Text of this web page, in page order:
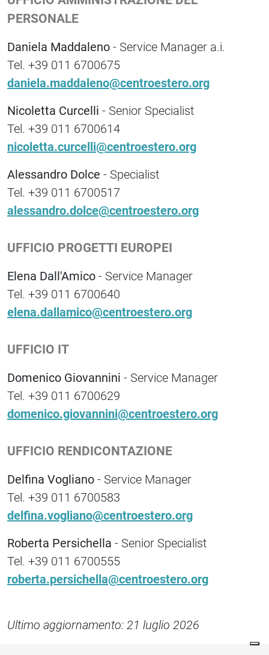
PERSONALE
Daniela Maddaleno - Service Manager a.i.
Tel. +39 011 6700675
daniela.maddaleno@centroestero.org
Nicoletta Curcelli - Senior Specialist
Tel. +39 011 6700614
nicoletta.curcelli@centroestero.org
Alessandro Dolce - Specialist
Tel. +39 011 6700517
alessandro.dolce@centroestero.org
UFFICIO PROGETTI EUROPEI
Elena Dall'Amico - Service Manager
Tel. +39 011 6700640
elena.dallamico@centroestero.org
UFFICIO IT
Domenico Giovannini - Service Manager
Tel. +39 011 6700629
domenico.giovannini@centroestero.org
UFFICIO RENDICONTAZIONE
Delfina Vogliano - Service Manager
Tel. +39 011 6700583
delfina.vogliano@centroestero.org
Roberta Persichella - Senior Specialist
Tel. +39 011 6700555
roberta.persichella@centroestero.org
Ultimo aggiornamento: 21 luglio 2026